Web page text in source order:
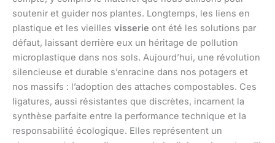
soutenir et guider nos plantes. Longtemps, les liens en
plastique et les vieilles visserie ont été les solutions par
défaut, laissant derrière eux un héritage de pollution
microplastique dans nos sols. Aujourd’hui, une révolution
silencieuse et durable s’enracine dans nos potagers et
nos massifs : l’adoption des attaches compostables. Ces
ligatures, aussi résistantes que discrètes, incarnent la
synthèse parfaite entre la performance technique et la
responsabilité écologique. Elles représentent un